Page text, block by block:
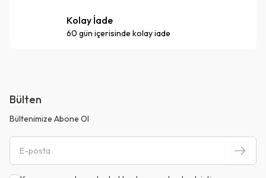
Kolay İade
60 gün içerisinde kolay iade
Bülten
Bültenimize Abone Ol